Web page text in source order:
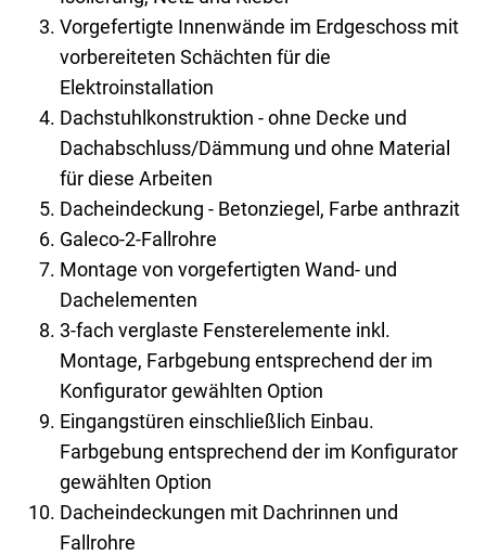
Vorgefertigte Innenwände im Erdgeschoss mit
vorbereiteten Schächten für die
Elektroinstallation
Dachstuhlkonstruktion - ohne Decke und
Dachabschluss/Dämmung und ohne Material
für diese Arbeiten
Dacheindeckung - Betonziegel, Farbe anthrazit
Galeco-2-Fallrohre
Montage von vorgefertigten Wand- und
Dachelementen
3-fach verglaste Fensterelemente inkl.
Montage, Farbgebung entsprechend der im
Konfigurator gewählten Option
Eingangstüren einschließlich Einbau.
Farbgebung entsprechend der im Konfigurator
gewählten Option
Dacheindeckungen mit Dachrinnen und
Fallrohre